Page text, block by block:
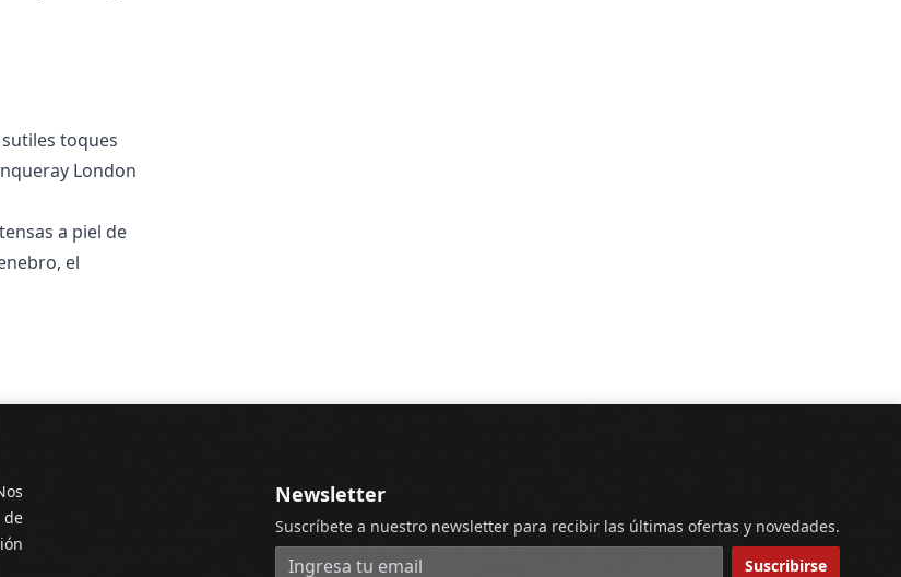
toques
London
a piel de
el
Newsletter
Suscríbete a nuestro newsletter para recibir las últimas ofertas y novedades.
Dirección de correo electrónico Suscribirse